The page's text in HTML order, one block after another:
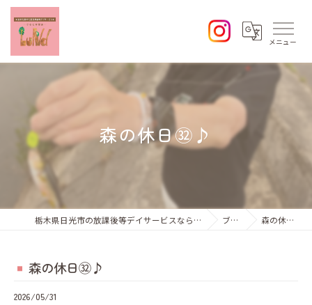
森の休日㉜♪
栃木県日光市の放課後等デイサービスならひなた学習会Lund ブログ 森の休日㉜♪
森の休日㉜♪
2026/05/31